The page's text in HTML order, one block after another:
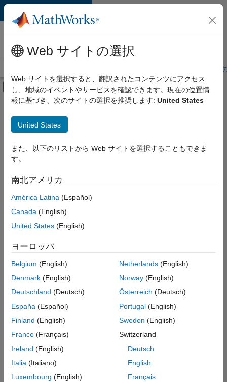
コンテンツへスキップ
MathWorks 採用
情報
学生・キャリア初期
オフキャンバス ナビゲーション メ
メインコンテンツ
絞り込み条件
教育機関向けセールス
セールス オペレーション
人事
現
こ
の
索
件
一
致
る
求
は
あ
り
ま
せ
ん。
Web サイトの選択
Web サイトを選択すると、翻訳されたコンテンツにアクセス
し、地域のイベントやサービスを確認できます。現在の位置情
報に基づき、次のサイトの選択を推奨します: United States
United States
また、以下のリストから Web サイトを選択することもできま
す。
南北アメリカ
América Latina (Español)
Canada (English)
United States (English)
ヨーロッパ
Belgium (English)
Denmark (English)
Deutschland (Deutsch)
España (Español)
Finland (English)
France (Français)
Ireland (English)
Italia (Italiano)
Luxembourg (English)
Netherlands(English)
Norway(English)
Österreich (Deutsch)
Portugal(English)
Sweden (English)
Switzerland
Deutsch
English
Français